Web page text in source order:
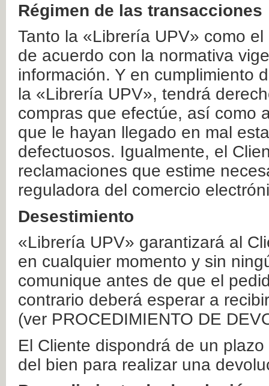
Régimen de las transacciones
Tanto la «Librería UPV» como
de acuerdo con la normativa
información. Y en cumplimiento
la «Librería UPV», tendrá
compras que efectúe, así como
que le hayan llegado en mal
defectuosos. Igualmente, el
reclamaciones que estime
reguladora del comercio
Desestimiento
«Librería UPV» garantizará al
en cualquier momento y sin
comunique antes de que el
contrario deberá esperar a
(ver PROCEDIMIENTO DE
El Cliente dispondrá de un
del bien para realizar una